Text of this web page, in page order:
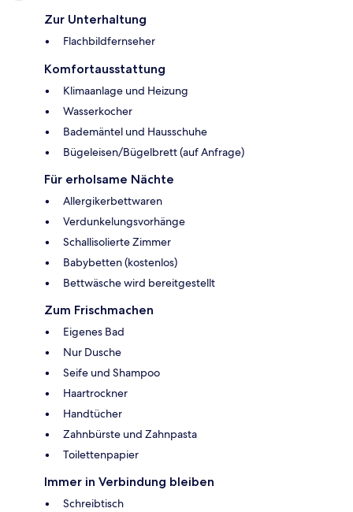
Zur Unterhaltung
Flachbildfernseher
Komfortausstattung
Klimaanlage und Heizung
Wasserkocher
Bademäntel und Hausschuhe
Bügeleisen/Bügelbrett (auf Anfrage)
Für erholsame Nächte
Allergikerbettwaren
Verdunkelungsvorhänge
Schallisolierte Zimmer
Babybetten (kostenlos)
Bettwäsche wird bereitgestellt
Zum Frischmachen
Eigenes Bad
Nur Dusche
Seife und Shampoo
Haartrockner
Handtücher
Zahnbürste und Zahnpasta
Toilettenpapier
Immer in Verbindung bleiben
Schreibtisch